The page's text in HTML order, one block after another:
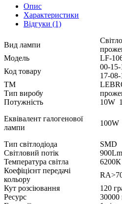
Опис
Характеристики
Відгуки (1)
Вид лампи
Модель
LF-
Код товару
00-15-
17-08-
ТМ
Тип виробу
Потужність
10W
Еквівалент галогенової
лампи
100W
Тип світлодіода
SMD
Світловий потік
900Lm
Температура світла
6200К
Коефіцієнт передачі
кольору
Кут розсіювання
120
Ресурс
30000